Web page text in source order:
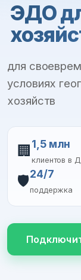
ЭДО
для
условиях
хозяйств
🏢 1,5 млн
клиентов в
🛡️24/7
поддержка